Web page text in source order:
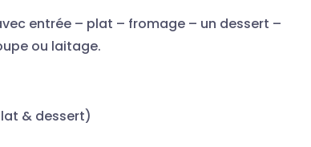
entrée – plat – fromage – un dessert –
ou laitage.
& dessert)